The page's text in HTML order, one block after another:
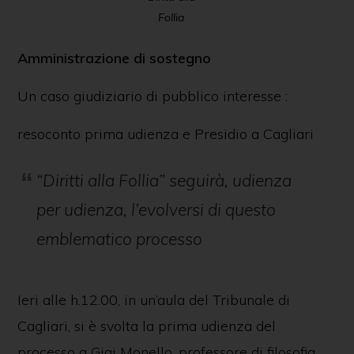
Follia
Amministrazione di sostegno
Un caso giudiziario di pubblico interesse :
resoconto prima udienza e Presidio a Cagliari
“Diritti alla Follia” seguirà, udienza
per udienza, l’evolversi di questo
emblematico processo
Ieri alle h.12.00, in un’aula del Tribunale di
Cagliari, si è svolta la prima udienza del